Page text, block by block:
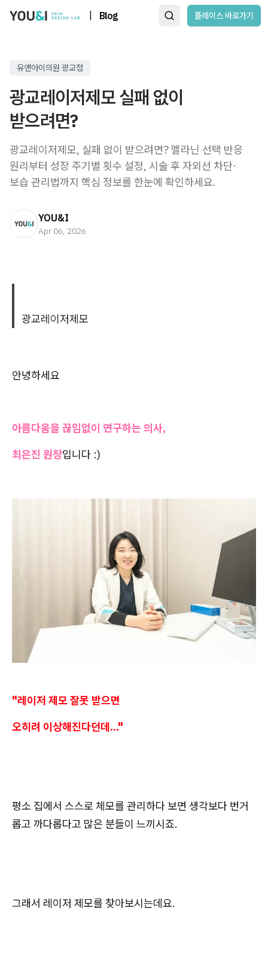
Blog 플레이스 바로가기
유앤아이의원 광교점
광교레이저제모 실패 없이
받으려면?
광교레이저제모, 실패 없이 받으려면? 멜라닌 선택 반응
원리부터 성장 주기별 횟수 설정, 시술 후 자외선 차단·
보습 관리법까지 핵심 정보를 한눈에 확인하세요.
YOU&I
Apr 06, 2026
광교레이저제모
안녕하세요
아름다움을 끊임없이 연구하는 의사,
최은진 원장입니다 :)
"레이저 제모 잘못 받으면
오히려 이상해진다던데..."
평소 집에서 스스로 체모를 관리하다 보면 생각보다 번거
롭고 까다롭다고 많은 분들이 느끼시죠.
그래서 레이저 제모를 찾아보시는데요.